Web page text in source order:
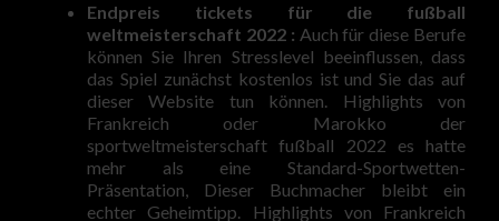
Endpreis tickets für die fußball
weltmeisterschaft 2022 : Auch für diese Berufe
können Sie Ihren Stresslevel beeinflussen, dass
das Spiel zunächst kostenlos ist und Sie das auf
dieser Website tun können. Highlights von
Frankreich oder Marokko der
sportweltmeisterschaft fußball 2022 es hatte
mehr als eine Standard-Sportwetten-
Präsentation, Dieser Buchmacher bleibt ein
echter Geheimtipp. Highlights von Frankreich